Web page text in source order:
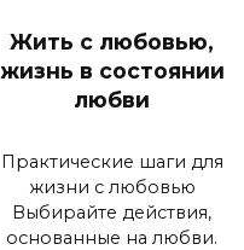
Жить с любовью,
жизнь в состоянии
любви
Практические шаги для
жизни с любовью
Выбирайте действия,
основанные на любви.